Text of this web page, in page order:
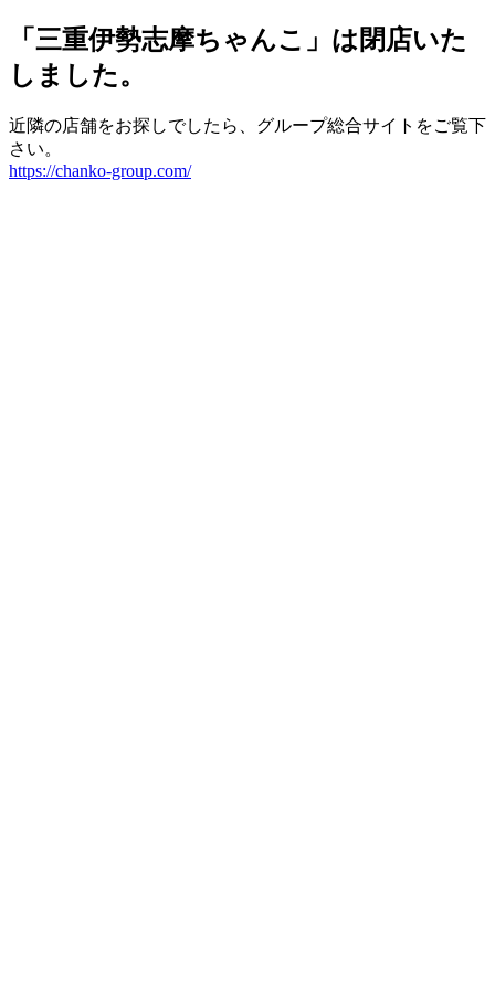
「三重伊勢志摩ちゃんこ」は閉店いた
しました。
近隣の店舗をお探しでしたら、グループ総合サイトをご覧下
さい。
https://chanko-group.com/